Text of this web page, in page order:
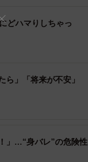
どハマりしちゃっ
」「将来が不安」
」…“身バレ”の危険性